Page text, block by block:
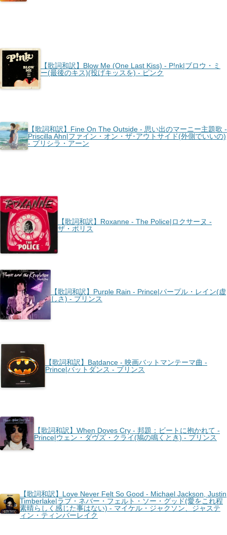
【歌詞和訳】Blow Me (One Last Kiss) - P!nk|ブロウ・ミ
ー(最後のキス)(投げキッスを) - ピンク
【歌詞和訳】Fine On The Outside - 思い出のマーニー主題歌 -
Priscilla Ahn|ファイン・オン・ザ･アウトサイド(外側でいいの)
- プリシラ・アーン
【歌詞和訳】Roxanne - The Police|ロクサーヌ -
ザ・ポリス
【歌詞和訳】Purple Rain - Prince|パープル・レイン(虚
しさ) - プリンス
【歌詞和訳】Batdance - 映画バットマンテーマ曲 -
Prince|バットダンス - プリンス
【歌詞和訳】When Doves Cry - 邦題：ビートに抱かれて -
Prince|ウェン・ダヴズ・クライ(鳩の鳴くとき) - プリンス
【歌詞和訳】Love Never Felt So Good - Michael Jackson, Justin
Timberlake|ラブ・ネバー・フェルト・ソー・グッド(愛をこれ程
素晴らしく感じた事はない) - マイケル・ジャクソン、ジャステ
ィン・ティンバーレイク